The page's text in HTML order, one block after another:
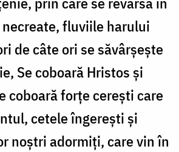
fluviile harului
de câte ori se săvârşeşte
Se coboară Hristos şi
coboară forţe cereşti care
cetele îngereşti şi
noştri adormiţi, care vin în